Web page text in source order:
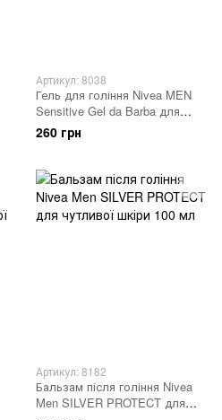
Артикул: 8038
Гель для гоління Nivea MEN
Sensitive Gel da Barba для
чутливої шкіри 200 мл
260 грн
Артикул: 8182
Бальзам після гоління Nivea
Men SILVER PROTECT для